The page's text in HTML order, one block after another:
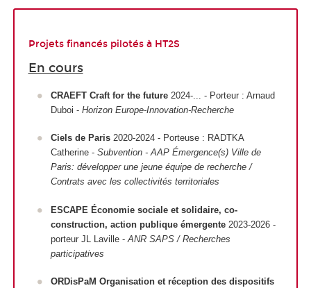
Projets financés pilotés à HT2S
En cours
CRAEFT Craft for the future 2024-... - Porteur : Arnaud
Duboi - Horizon Europe-Innovation-Recherche
Ciels de Paris 2020-2024 - Porteuse : RADTKA
Catherine - Subvention - AAP Émergence(s) Ville de
Paris: développer une jeune équipe de recherche /
Contrats avec les collectivités territoriales
ESCAPE Économie sociale et solidaire, co-
construction, action publique émergente 2023-2026 -
porteur JL Laville - ANR SAPS / Recherches
participatives
ORDisPaM Organisation et réception des dispositifs